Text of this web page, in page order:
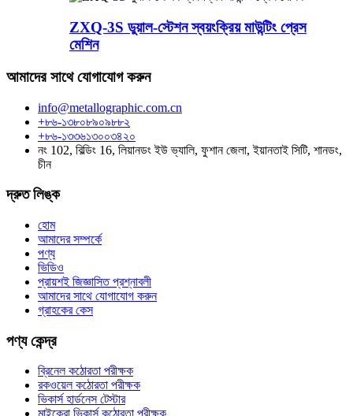
ZXQ-3S ডুয়াল-স্টেশন স্বয়ংক্রিয় মাউন্টিং প্রেস
মেশিন
আমাদের সাথে যোগাযোগ করুন
info@metallographic.com.cn
+৮৬-১৩৮০৮৯০৯৮৮২
+৮৬-১৩৩৬১৩০০৩৪২০
নং 102, বিল্ডিং 16, লিয়ানডং ইউ ভ্যালি, ফুশান জেলা, ইয়ানতাই সিটি, শানডং,
চীন
দ্রুত লিঙ্ক
হোম
আমাদের সম্পর্কে
পণ্য
ভিডিও
প্রায়শই জিজ্ঞাসিত প্রশ্নাবলী
আমাদের সাথে যোগাযোগ করুন
গ্রাহকের কেস
পণ্য কেন্দ্র
ব্রিনেল কঠোরতা পরীক্ষক
রকওয়েল কঠোরতা পরীক্ষক
ভিকার্স হার্ডনেস টেস্টার